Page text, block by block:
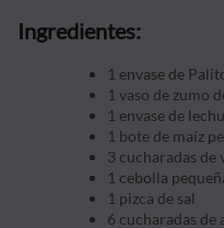
Ingredientes:
1 envase de
1 vaso de zumo
1 envase de
1 bote de maíz
3 cucharadas de
1 cebolla
1 pizca de sal
6 cucharadas de